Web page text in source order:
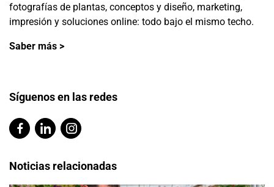
fotografías de plantas, conceptos y diseño, marketing,
impresión y soluciones online: todo bajo el mismo techo.
Saber más >
Síguenos en las redes
Noticias relacionadas